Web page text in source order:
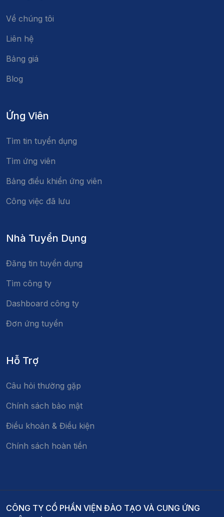
Về chúng tôi
Liên hệ
Bảng giá
Blog
Ứng Viên
Tìm tin tuyển dụng
Tìm ứng viên
Bảng điều khiển ứng viên
Công việc đã lưu
Nhà Tuyển Dụng
Đăng tin tuyển dụng
Tìm công ty
Dashboard công ty
Đơn ứng tuyển
Hỗ Trợ
Câu hỏi thường gặp
Chính sách bảo mật
Điều khoản & Điều kiện
Chính sách hoàn tiền
CÔNG TY CỔ PHẦN VIỆN ĐÀO TẠO VÀ CUNG ỨNG